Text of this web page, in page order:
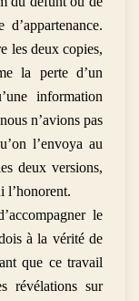
les deux copies,
la perte d’un
information
n’avions pas
l’envoya au
deux versions,
l’honorent.
le
à la vérité de
que ce travail
révélations sur